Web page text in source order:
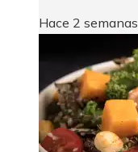
Hace 2 semanas